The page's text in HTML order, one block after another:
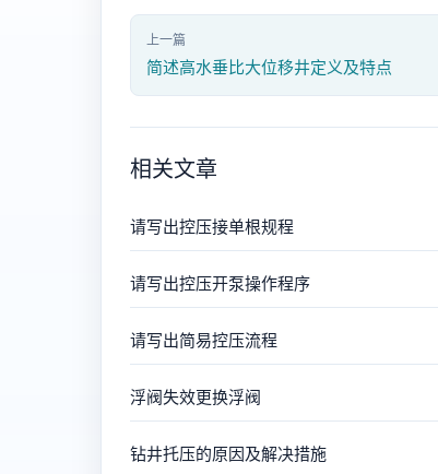
上一篇
简述高水垂比大位移井定义及特点
相关文章
请写出控压接单根规程
请写出控压开泵操作程序
请写出简易控压流程
浮阀失效更换浮阀
钻井托压的原因及解决措施